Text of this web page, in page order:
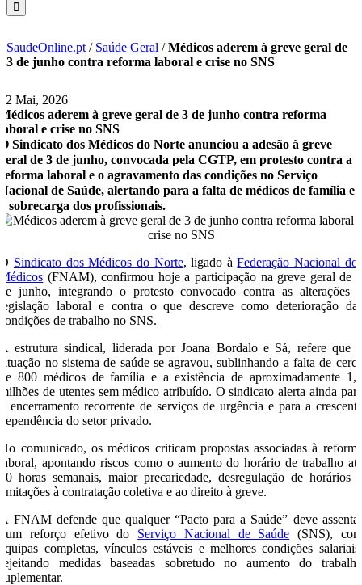
SaudeOnline.pt / Saúde Geral /Médicos aderem à greve geral de
3 de junho contra reforma laboral e crise no SNS
12 Mai, 2026
Médicos aderem à greve geral de 3 de junho contra reforma
laboral e crise no SNS
O Sindicato dos Médicos do Norte anunciou a adesão à greve
geral de 3 de junho, convocada pela CGTP, em protesto contra a
reforma laboral e o agravamento das condições no Serviço
Nacional de Saúde, alertando para a falta de médicos de família e
a sobrecarga dos profissionais.
O Sindicato dos Médicos do Norte, ligado àFederação Nacional dos
Médicos (FNAM), confirmou hoje a participação na greve geral de 3
de junho, integrando o protesto convocado contra as alterações à
legislação laboral e contra o que descreve como deterioração das
condições de trabalho no SNS.
A estrutura sindical, liderada por Joana Bordalo e Sá, refere que a
situação no sistema de saúde se agravou, sublinhando a falta de cerca
de 800 médicos de família e a existência de aproximadamente 1,6
milhões de utentes sem médico atribuído. O sindicato alerta ainda para
o encerramento recorrente de serviços de urgência e para a crescente
dependência do setor privado.
No comunicado, os médicos criticam propostas associadas à reforma
laboral, apontando riscos como o aumento do horário de trabalho até
50 horas semanais, maior precariedade, desregulação de horários e
limitações à contratação coletiva e ao direito à greve.
A FNAM defende que qualquer “Pacto para a Saúde” deve assentar
num reforço efetivo do Serviço Nacional de Saúde (SNS), com
equipas completas, vínculos estáveis e melhores condições salariais,
rejeitando medidas baseadas sobretudo no aumento do trabalho
suplementar.